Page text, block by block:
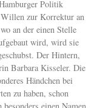
Politik
Willen zur Korrektur an
an der einen Stelle
wird, wird sie
Der Hintern,
Barbara Kisseler. Die
Händchen bei
zu haben, schon
einen Namen